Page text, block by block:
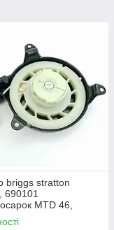
briggs stratton
690101
MTD 46,